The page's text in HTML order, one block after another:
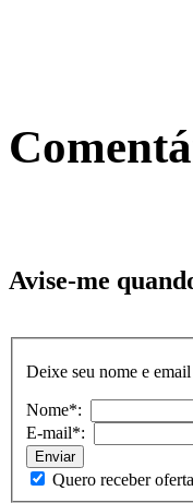
Avise-me
Deixe seu nome e
Nome*:
E-mail*:
Quero receber